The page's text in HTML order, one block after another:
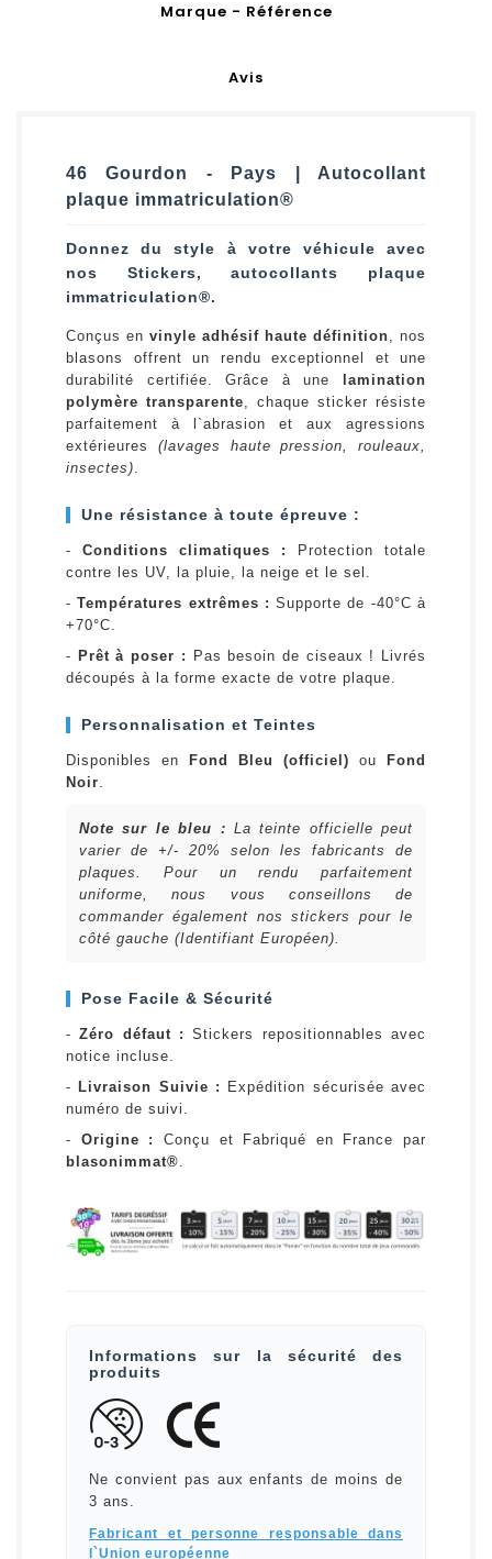
Marque - Référence
Avis
46 Gourdon - Pays | Autocollant
plaque immatriculation®
Donnez du style à votre véhicule avec
nos Stickers, autocollants plaque
immatriculation®.
Conçus en vinyle adhésif haute définition, nos
blasons offrent un rendu exceptionnel et une
durabilité certifiée. Grâce à une
lamination
polymère transparente, chaque sticker résiste
parfaitement à l`abrasion et aux agressions
extérieures (lavages haute pression, rouleaux,
insectes).
Une résistance à toute épreuve :
- Conditions climatiques :
Protection totale
contre les UV, la pluie, la neige et le sel.
-Températures extrêmes : Supporte de -40°C à
+70°C.
- Prêt à poser :
Pas besoin de ciseaux ! Livrés
découpés à la forme exacte de votre plaque.
Personnalisation et Teintes
Disponibles en Fond Bleu (officiel) ou
Fond
Noir.
Note sur le bleu : La teinte officielle peut
varier de +/- 20% selon les fabricants de
plaques. Pour un rendu parfaitement
uniforme, nous vous conseillons de
commander également nos stickers pour le
côté gauche (Identifiant Européen).
Pose Facile & Sécurité
-Zéro défaut : Stickers repositionnables avec
notice incluse.
- Livraison Suivie :
Expédition sécurisée avec
numéro de suivi.
- Origine :
Conçu et Fabriqué en France par
blasonimmat®.
Informations sur la sécurité des
produits
Ne convient pas aux enfants de moins de
3 ans.
Fabricant et personne responsable dans
l`Union européenne